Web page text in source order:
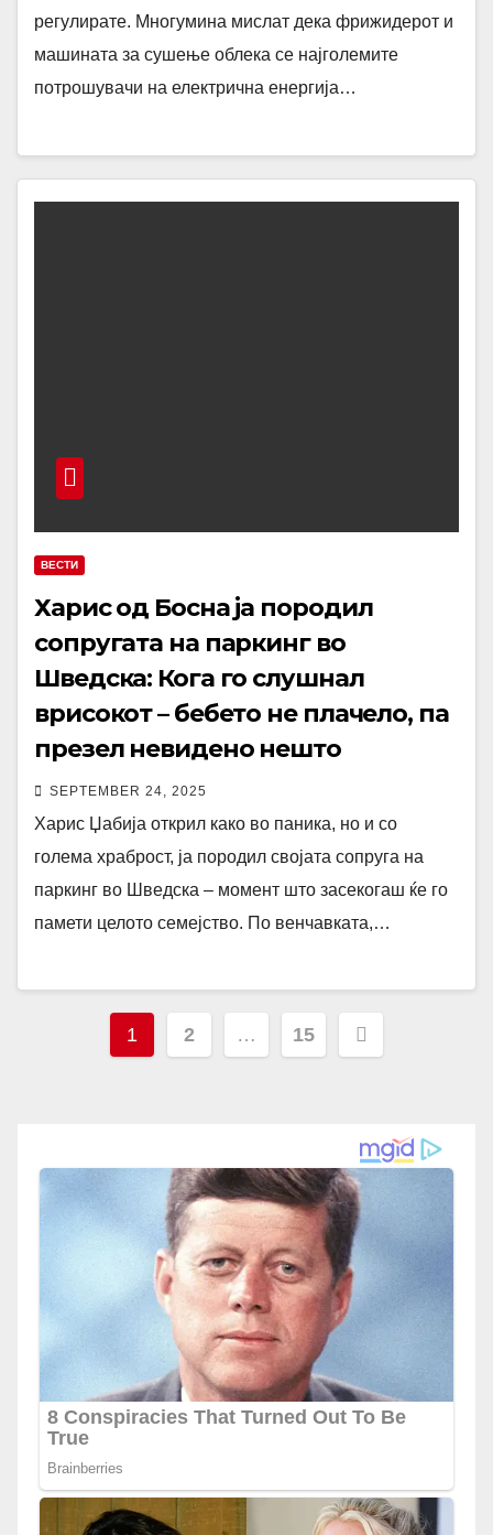
регулирате. Многумина мислат дека фрижидерот и
машината за сушење облека се најголемите
потрошувачи на електрична енергија…
ВЕСТИ
Харис од Босна ја породил
сопругата на паркинг во
Шведска: Кога го слушнал
врисокот – бебето не плачело, па
презел невидено нешто
SEPTEMBER 24, 2025
Харис Џабиja открил како во паника, но и со
голема храброст, ја породил својата сопруга на
паркинг во Шведска – момент што засекогаш ќе го
памети целото семејство. По венчавката,…
Posts
1 2 … 15